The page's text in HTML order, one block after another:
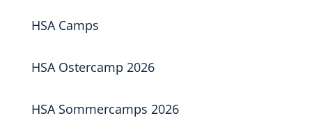
HSA Camps
HSA Ostercamp 2026
HSA Sommercamps 2026